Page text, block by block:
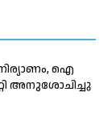
ഐ
അനുശോചിച്ചു